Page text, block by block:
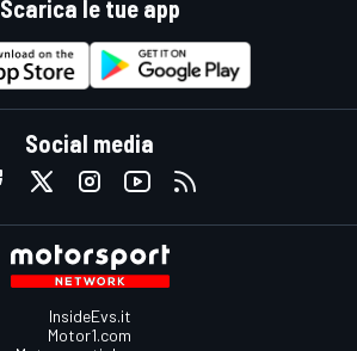
Scarica le tue app
Social media
InsideEvs.it
Motor1.com